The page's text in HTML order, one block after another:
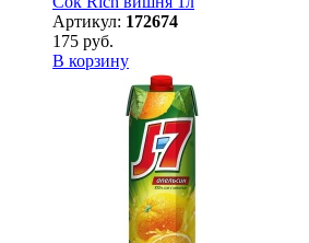
Артикул: 172674
175 руб.
В корзину